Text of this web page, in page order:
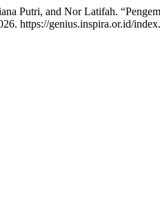
Putri, and Nor Latifah.
https://genius.inspira.or.id/